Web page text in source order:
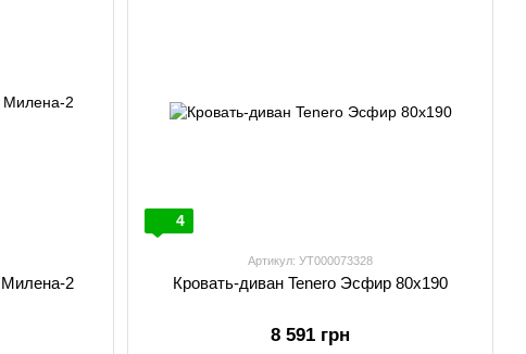
Милена-2
4
Артикул: УТ000073328
Кровать-диван Tenero Эсфир 80х190
8 591 грн